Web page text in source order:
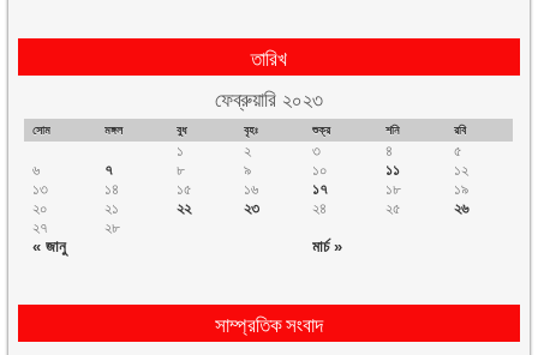
তারিখ
ফেব্রুয়ারি ২০২৩
সোম মঙ্গল বুধ বৃহঃ শুক্র শনি রবি
« জানু মার্চ »
১ ২ ৩ ৪
৫
৬
৭ ৮ ৯ ১০ ১১
১২
১৩
১৪ ১৫ ১৬ ১৭ ১৮
১৯
২০
২১ ২২ ২৩ ২৪ ২৫
২৬
২৭
২৮
সাম্প্রতিক সংবাদ